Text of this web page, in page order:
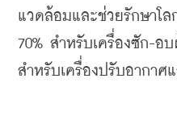
แวดล้อมและช่วยรักษาโ
70% สำหรับเครื่องซัก-อ
สำหรับเครื่องปรับอากาศ